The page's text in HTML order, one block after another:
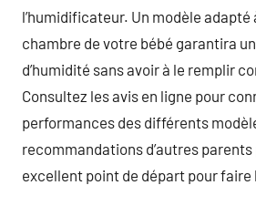
l’humidificateur. Un modèle adapté
chambre de votre bébé garantira
d’humidité sans avoir à le remplir
Consultez les avis en ligne pour
performances des différents
recommandations d’autres
excellent point de départ pour faire